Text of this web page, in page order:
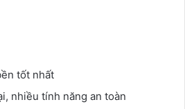
tốt nhất
nhiều tính năng an toàn